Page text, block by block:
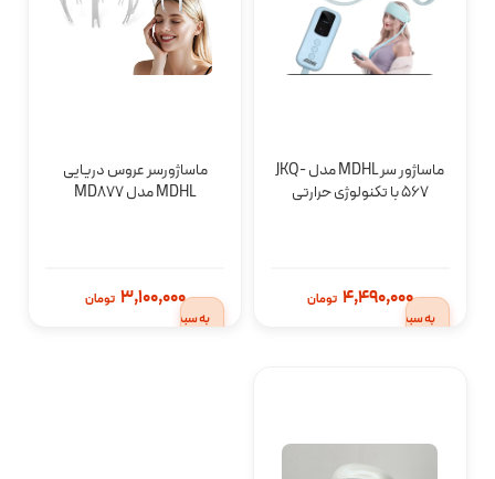
ماساژور سر MDHL مدل JKQ-
567 با تکنولوژی حرارتی
به سبد
4,490,000 تومان
ماساژورسر عروس دریایی
MDHL مدل MD877
به سبد
3,100,000 تومان